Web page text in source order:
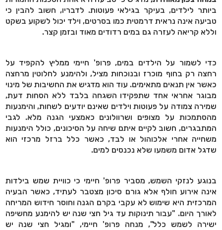
ביותר לילדים, בעיקר בגילאי פעוטות. לדבריו, חשוב להבין כי
טביעה אינה נראית דרמטית כמו בסרטים, וילד יכול לשקוע בשקט
וללא קריאה לעזרה גם במים רדודים מאוד ובזמן קצר.
כדי לשמור על הילדים במים, פרופ' חיימי ממליץ להקפיד על
רחצה רק בחוף מוכרז ובנוכחות מציל, ולהימנע לחלוטין מרחצה
כאשר אין תנאים מתאימים. עוד הוא מדגיש את החשיבות של מינוי
מבוגר אחראי אחד שתפקידו השגחה בלבד ללא הסחות דעת,
שמירה צמודה על פעוטות וילדים שאינם יודעים לשחות, והימנעות
מהסתמכות על מצופים ושרוולונים כאמצעי הגנה מלא. לגבי
המתבגרים, חשוב לקיים איתם שיחה על הסיכונים, כולל הימנעות
משחייה אחרי אלכוהול או לבד, כאשר כלל ברזל מרכזי הוא
שדגל אדום משמעו שלא נכנסים למים.
בנוגע לנזקי השמש, מסביר פרופ' חיימי כי כוויית שמש בילדות
אינה אירוע חולף אלא גורם סיכון מצטבר לעתיד, כאשר הבעיה
המרכזית היא שימוש לא עקבי בקרם הגנה וחוסר חידוש המריחה
לאורך היום. "עבור תינוקות עד גיל חצי שנה יש להימנע מחשיפה
ישירה לשמש כלל", מנחה פרופ' חיימי, "ומגיל חצי שנה יש